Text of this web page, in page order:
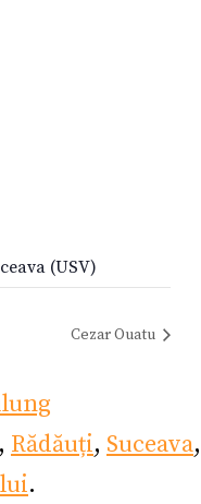
(USV)
Cezar Ouatu
, Rădăuți, Suceava
.